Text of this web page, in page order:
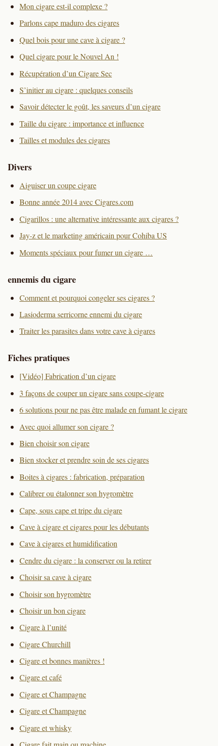
Mon cigare est-il complexe ?
Parlons cape maduro des cigares
Quel bois pour une cave à cigare ?
Quel cigare pour le Nouvel An !
Récupération d’un Cigare Sec
S’initier au cigare : quelques conseils
Savoir détecter le goût, les saveurs d’un cigare
Taille du cigare : importance et influence
Tailles et modules des cigares
Divers
Aiguiser un coupe cigare
Bonne année 2014 avec Cigares.com
Cigarillos : une alternative intéressante aux cigares ?
Jay-z et le marketing américain pour Cohiba US
Moments spéciaux pour fumer un cigare …
ennemis du cigare
Comment et pourquoi congeler ses cigares ?
Lasioderma serricorne ennemi du cigare
Traiter les parasites dans votre cave à cigares
Fiches pratiques
[Vidéo] Fabrication d’un cigare
3 façons de couper un cigare sans coupe-cigare
6 solutions pour ne pas être malade en fumant le cigare
Avec quoi allumer son cigare ?
Bien choisir son cigare
Bien stocker et prendre soin de ses cigares
Boites à cigares : fabrication, préparation
Calibrer ou étalonner son hygromètre
Cape, sous cape et tripe du cigare
Cave à cigare et cigares pour les débutants
Cave à cigares et humidification
Cendre du cigare : la conserver ou la retirer
Choisir sa cave à cigare
Choisir son hygromètre
Choisir un bon cigare
Cigare à l’unité
Cigare Churchill
Cigare et bonnes manières !
Cigare et café
Cigare et Champagne
Cigare et Champagne
Cigare et whisky